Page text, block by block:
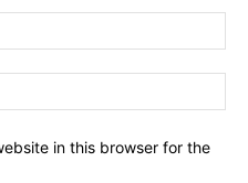
in this browser for the